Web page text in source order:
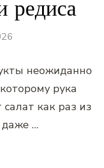
редиса
неожиданно
рука
салат как раз из
даже …